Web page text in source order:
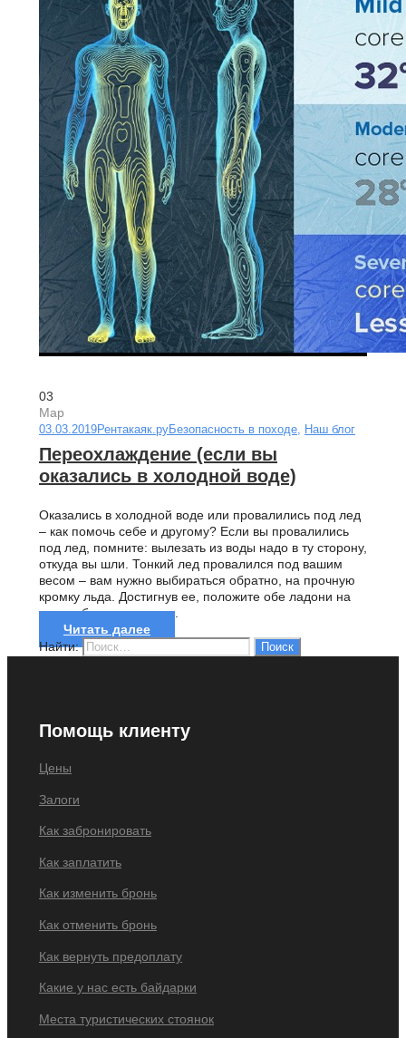
03
Мар
03.03.2019Рентакаяк.руБезопасность в походе, Наш блог
Переохлаждение (если вы
оказались в холодной воде)
Оказались в холодной воде или провалились под лед
– как помочь себе и другому? Если вы провалились
под лед, помните: вылезать из воды надо в ту сторону,
откуда вы шли. Тонкий лед провалился под вашим
весом – вам нужно выбираться обратно, на прочную
кромку льда. Достигнув ее, положите обе ладони на
лед, соберите силы и...
Читать далее
Найти:
Помощь клиенту
Цены
Залоги
Как забронировать
Как заплатить
Как изменить бронь
Как отменить бронь
Как вернуть предоплату
Какие у нас есть байдарки
Места туристических стоянок